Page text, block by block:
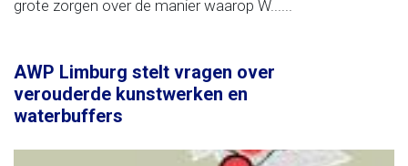
grote zorgen over de manier waarop W......
AWP Limburg stelt vragen over
verouderde kunstwerken en
waterbuffers